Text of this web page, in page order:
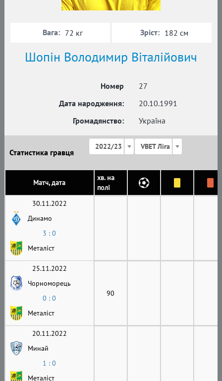
Шопін Володимир Віталійович
Номер
27
Дата народження:
20.10.1991
Громадянство:
Україна
Вага: 72 кг Зріст: 182 см
Статистика гравця
2022/23 VBET Ліга
Матч, дата
хв. на
полі
30.11.2022
Динамо
3 : 0
Металіст
25.11.2022
Чорноморець
0 : 0
Металіст
90
20.11.2022
Минай
1 : 0
Металіст